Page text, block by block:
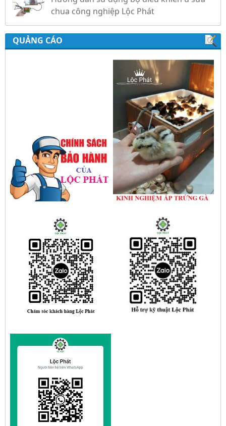
Hướng dẫn sử dụng bộ điều khiển độ ẩm
gold, nhiệt độ và ánh sáng tự động Lộc
Phát
QUẢNG CÁO